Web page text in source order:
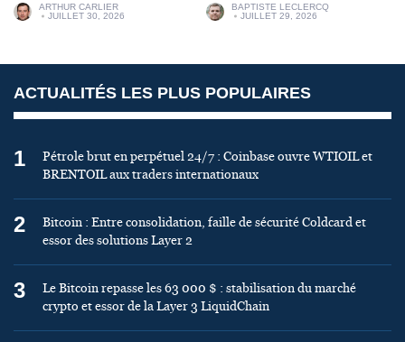
ARTHUR CARLIER
JUILLET 30, 2026
BAPTISTE LECLERCQ
JUILLET 29, 2026
ACTUALITÉS LES PLUS POPULAIRES
1
Pétrole brut en perpétuel 24/7 : Coinbase ouvre WTIOIL et
BRENTOIL aux traders internationaux
2
Bitcoin : Entre consolidation, faille de sécurité Coldcard et
essor des solutions Layer 2
3
Le Bitcoin repasse les 63 000 $ : stabilisation du marché
crypto et essor de la Layer 3 LiquidChain